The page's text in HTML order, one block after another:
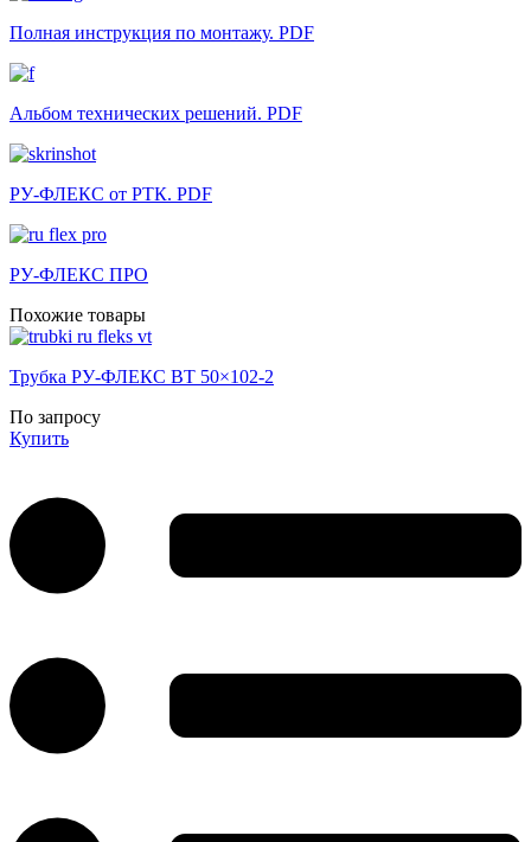
Полная инструкция по монтажу. PDF
Альбом технических решений. PDF
РУ-ФЛЕКС от РТК. PDF
РУ-ФЛЕКС ПРО
Похожие товары
Трубка РУ-ФЛЕКС ВТ 50×102-2
По запросу
Купить